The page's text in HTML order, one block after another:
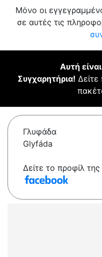
Μόνο οι
σε αυτές τις
Αυτή
Συγχαρητήρια!
Γλυφάδα
Glyfáda
Δείτε το προφίλ της